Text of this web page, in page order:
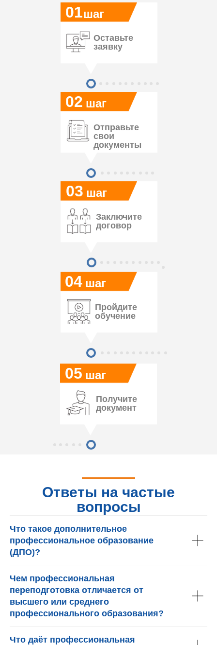
05
04
03
02
01
Оставьте
заявку
шаг
шаг
шаг
шаг
шаг
Отправьте
свои
документы
Заключите
договор
Пройдите
обучение
Получите
документ
Ответы на частые
вопросы
Что такое дополнительное
профессиональное образование
(ДПО)?
Чем профессиональная
переподготовка отличается от
высшего или среднего
профессионального образования?
Что даёт профессиональная